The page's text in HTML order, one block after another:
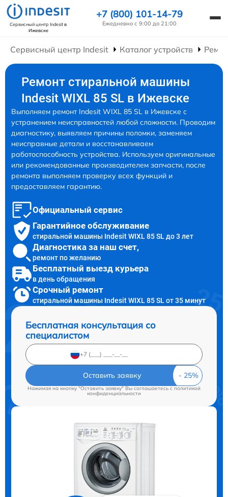
Сервисный центр Indesitв
Ижевске
+7 (800) 101-14-79
Ежедневно с 9:00 до 21:00
Сервисный центр Indesit Каталог устройств
Ремонт стиральной машины
Indesit WIXL 85 SL в Ижевске
Выполняем ремонт Indesit WIXL 85 SL в Ижевске с
устранением неисправностей любой сложности. Проводим
диагностику, выявляем причины поломки, заменяем
неисправные детали и восстанавливаем
работоспособность устройства. Используем оригинальные
или рекомендованные производителем запчасти, после
ремонта выполняем проверку всех функций и
предоставляем гарантию.
Официальный сервис
Гарантийное обслуживание
стиральной машины Indesit WIXL 85 SL до 3 лет
Диагностика за наш счет,
ремонт по желанию
Бесплатный выезд курьера
в день обращения
Срочный ремонт
стиральной машины Indesit WIXL 85 SL от 35 минут
Бесплатная консультация со
специалистом
Оставить заявку
Нажимая на кнопку "Оставить заявку" Вы соглашаетесь cполитикой
конфиденциальности